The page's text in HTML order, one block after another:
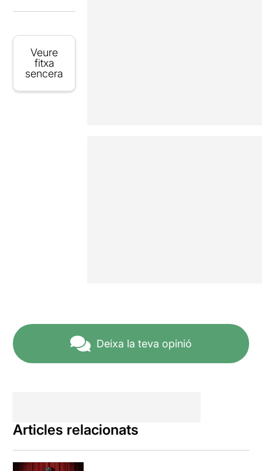
Veure
fitxa
sencera
Deixa la teva opinió
Articles relacionats